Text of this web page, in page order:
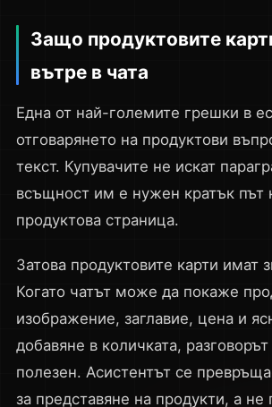
Защо продуктовите
вътре в чата
Една от най-големите грешки в
отговарянето на продуктови
текст. Купувачите не искат
всъщност им е нужен кратък път
продуктова страница.
Затова продуктовите карти имат
Когато чатът може да покаже
изображение, заглавие, цена и
добавяне в количката, разговорът
полезен. Асистентът се
за представяне на продукти, а не